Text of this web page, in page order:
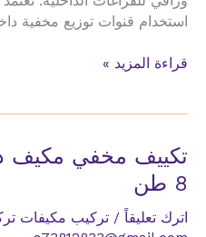
استخدام قنوات توزيع مخفية
تكييف
تركيب
مكيفات
8
حصان
قراءة المزيد »
تكييف مخفي مكيف
8 طن
اترك تعليقاً / تركيب مكيفات